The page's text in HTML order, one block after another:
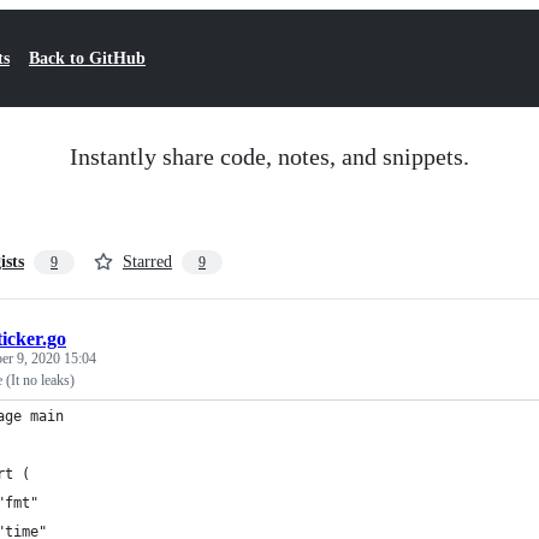
Back to GitHub
Instantly share code, notes, and snippets.
9 Starred 9
9, 2020 15:04
(It no leaks)
main
(
"fmt"
"time"